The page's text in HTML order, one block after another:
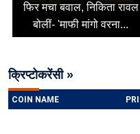
फिर मचा बवाल, निकिता रावल
बोलीं- 'माफी मांगो वरना...
क्रिप्टोकरेंसी »